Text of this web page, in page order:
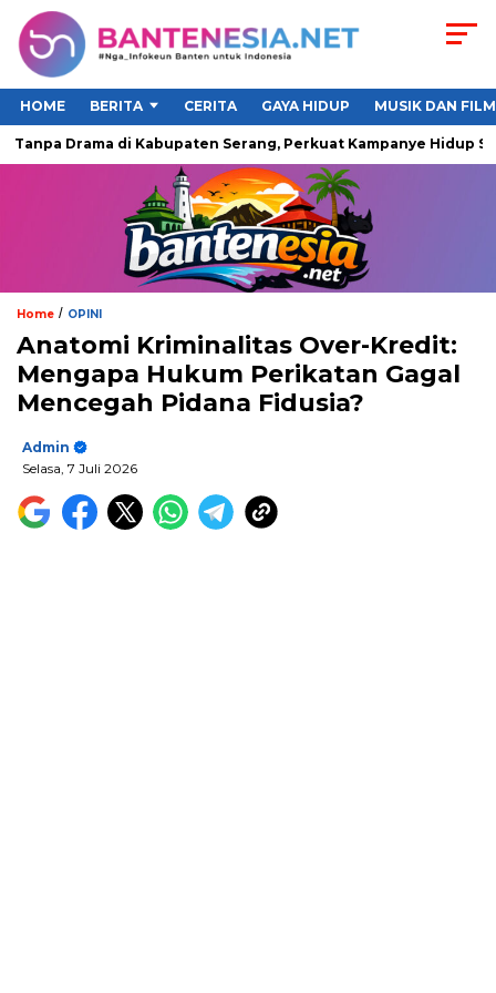
HOME BERITA CERITA GAYA HIDUP MUSIK DAN FILM
Drama di Kabupaten Serang, Perkuat Kampanye Hidup
Home / OPINI
Anatomi Kriminalitas Over-Kredit:
Mengapa Hukum Perikatan Gagal
Mencegah Pidana Fidusia?
Admin
Selasa, 7 Juli 2026